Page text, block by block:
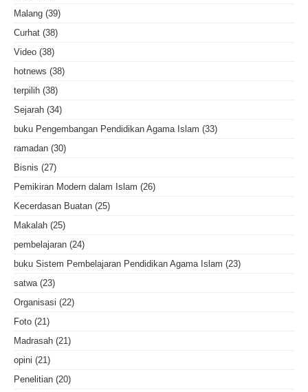
Malang (39)
Curhat (38)
Video (38)
hotnews (38)
terpilih (38)
Sejarah (34)
buku Pengembangan Pendidikan Agama Islam (33)
ramadan (30)
Bisnis (27)
Pemikiran Modern dalam Islam (26)
Kecerdasan Buatan (25)
Makalah (25)
pembelajaran (24)
buku Sistem Pembelajaran Pendidikan Agama Islam (23)
satwa (23)
Organisasi (22)
Foto (21)
Madrasah (21)
opini (21)
Penelitian (20)